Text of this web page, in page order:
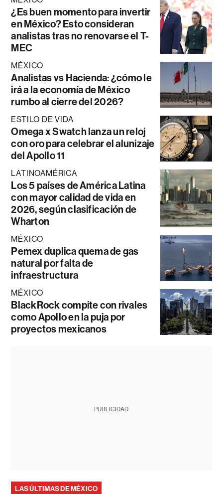
¿Es buen momento para invertir
en México? Esto consideran
analistas tras no renovarse el T-
MEC
MÉXICO
Analistas vs Hacienda: ¿cómo le
irá a la economía de México
rumbo al cierre del 2026?
ESTILO DE VIDA
Omega x Swatch lanza un reloj
con oro para celebrar el alunizaje
del Apollo 11
LATINOAMÉRICA
Los 5 países de América Latina
con mayor calidad de vida en
2026, según clasificación de
Wharton
MÉXICO
Pemex duplica quema de gas
natural por falta de
infraestructura
MÉXICO
BlackRock compite con rivales
como Apollo en la puja por
proyectos mexicanos
PUBLICIDAD
LAS ÚLTIMAS DE MÉXICO